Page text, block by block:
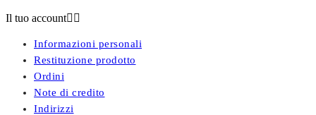
Il tuo account 
Informazioni personali
Restituzione prodotto
Ordini
Note di credito
Indirizzi